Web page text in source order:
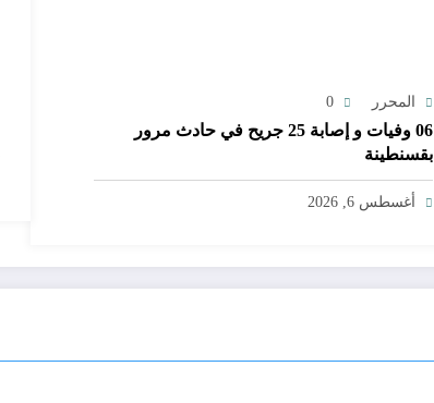
المحرر 0
06 وفيات و إصابة 25 جريح في حادث مرور
بقسنطينة
أغسطس 6, 2026